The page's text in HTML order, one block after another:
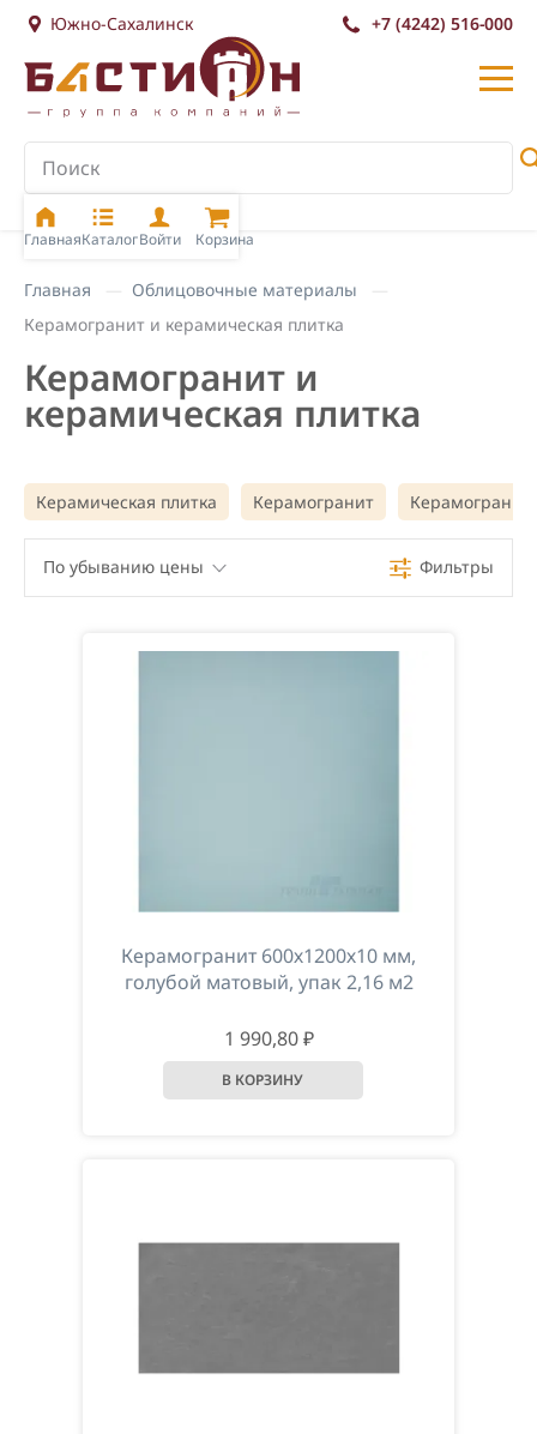
Южно-Сахалинск +7 (4242) 516-000
ГлавнаяКаталогВойти Корзина
Главная
Облицовочные материалы
Керамогранит и керамическая плитка
Керамогранит и
керамическая плитка
Керамическая плитка Керамогранит
По убыванию цены Фильтры
Керамогранит 600х1200х10 мм,
голубой матовый, упак 2,16 м2
1 990,80 ₽